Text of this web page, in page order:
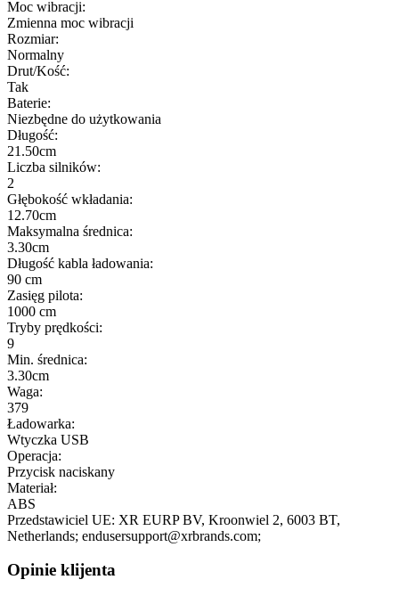
Moc wibracji:
Zmienna moc wibracji
Rozmiar:
Normalny
Drut/Kość:
Tak
Baterie:
Niezbędne do użytkowania
Długość:
21.50cm
Liczba silników:
2
Głębokość wkładania:
12.70cm
Maksymalna średnica:
3.30cm
Długość kabla ładowania:
90 cm
Zasięg pilota:
1000 cm
Tryby prędkości:
9
Min. średnica:
3.30cm
Waga:
379
Ładowarka:
Wtyczka USB
Operacja:
Przycisk naciskany
Materiał:
ABS
Przedstawiciel UE: XR EURP BV, Kroonwiel 2, 6003 BT,
Netherlands; endusersupport@xrbrands.com;
Opinie klijenta